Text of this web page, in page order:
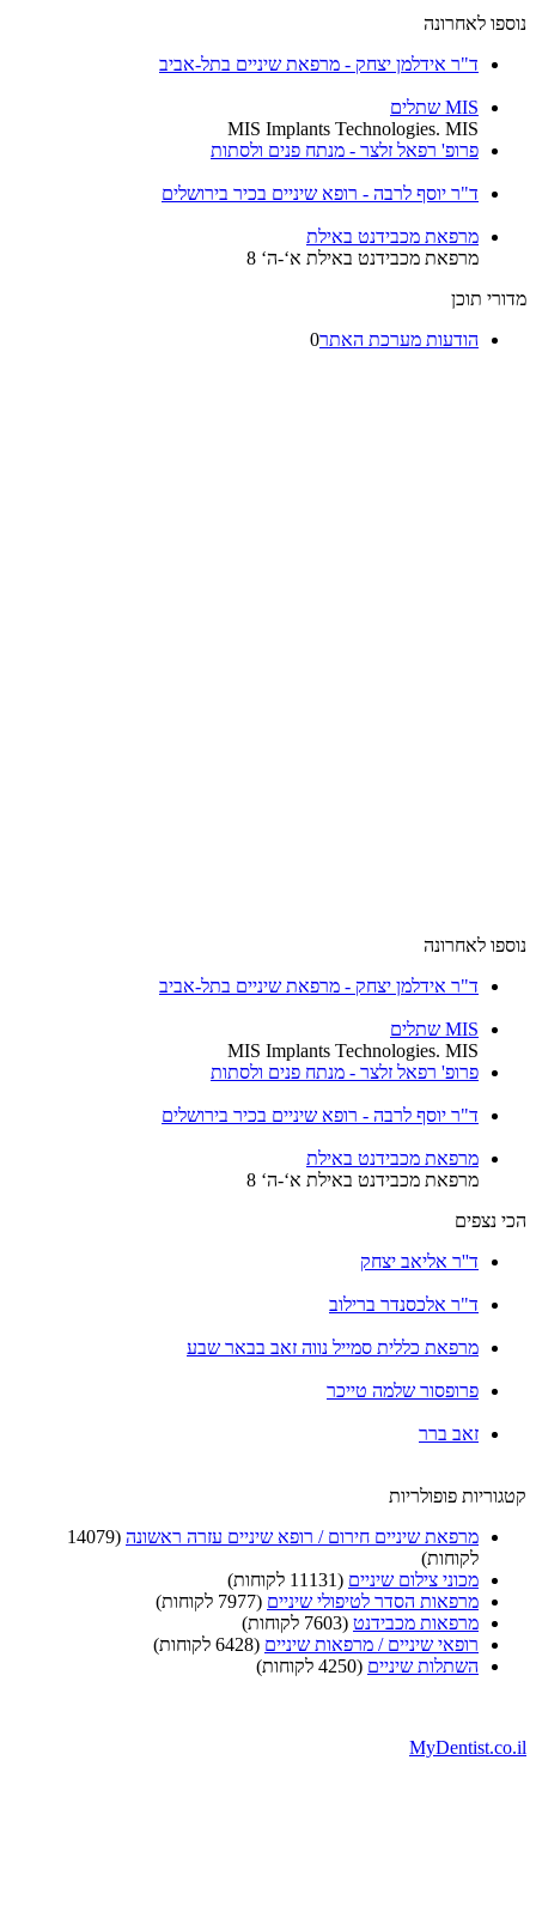
לאחרונה
ד"ר אידלמן יצחק - מרפאת שיניים בתל-אביב
MIS שתלים
MIS Implants Technologies. MIS
פרופ' רפאל זלצר - מנתח פנים ולסתות
ד"ר יוסף לרבה - רופא שיניים בכיר בירושלים
מרפאת מכבידנט באילת
מרפאת מכבידנט באילת א‘-ה‘ 8
תוכן
הודעות מערכת האתר0
לאחרונה
ד"ר אידלמן יצחק - מרפאת שיניים בתל-אביב
MIS שתלים
MIS Implants Technologies. MIS
פרופ' רפאל זלצר - מנתח פנים ולסתות
ד"ר יוסף לרבה - רופא שיניים בכיר בירושלים
מרפאת מכבידנט באילת
מרפאת מכבידנט באילת א‘-ה‘ 8
נצפים
ד''ר אליאב יצחק
ד"ר אלכסנדר ברילוב
מרפאת כללית סמייל נווה זאב בבאר שבע
פרופסור שלמה טייכר
זאב ברר
פופולריות
מרפאת שיניים חירום / רופא שיניים עזרה ראשונה (14079
לקוחות)
מכוני צילום שיניים (11131 לקוחות)
מרפאות הסדר לטיפולי שיניים (7977 לקוחות)
מרפאות מכבידנט (7603 לקוחות)
רופאי שיניים / מרפאות שיניים (6428 לקוחות)
השתלות שיניים (4250 לקוחות)